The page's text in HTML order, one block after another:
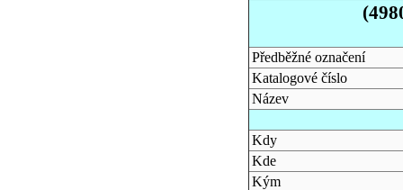
Předběžné označení
Katalogové číslo
Název
Kdy
Kde
Kým